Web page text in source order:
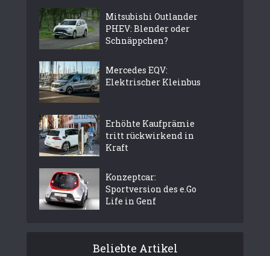
Mitsubishi Outlander
PHEV: Blender oder
Schnäppchen?
Mercedes EQV:
Elektrischer Kleinbus
Erhöhte Kaufprämie
tritt rückwirkend in
Kraft
Konzeptcar:
Sportversion des e.Go
Life in Genf
Beliebte Artikel